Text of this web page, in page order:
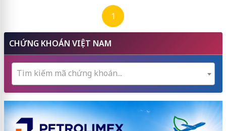
1
CHỨNG KHOÁN VIỆT NAM
Tìm kiếm mã chứng khoán...